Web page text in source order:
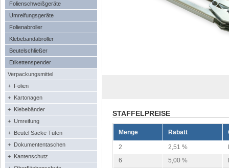
Folienschweißgeräte
Umreifungsgeräte
Folienabroller
Klebebandabroller
Beutelschließer
Etikettenspender
Verpackungsmittel
+ Folien
+ Kartonagen
+ Klebebänder
+ Umreifung
+ Beutel Säcke Tüten
+ Dokumententaschen
+ Kantenschutz
STAFFELPREISE
Menge Rabatt
2 2,51 %
6
5,00 %